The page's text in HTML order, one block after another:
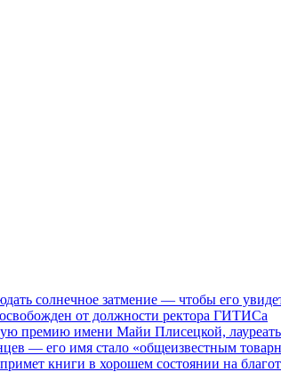
солнечное затмение — чтобы его
от должности ректора ГИТИСа
премию имени Майи Плисецкой, лауреаты
— его имя стало «общеизвестным
книги в хорошем состоянии на